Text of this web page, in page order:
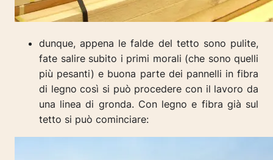
dunque, appena le falde del tetto sono pulite,
fate salire subito i primi morali (che sono quelli
più pesanti) e buona parte dei pannelli in fibra
di legno così si può procedere con il lavoro da
una linea di gronda. Con legno e fibra già sul
tetto si può cominciare: